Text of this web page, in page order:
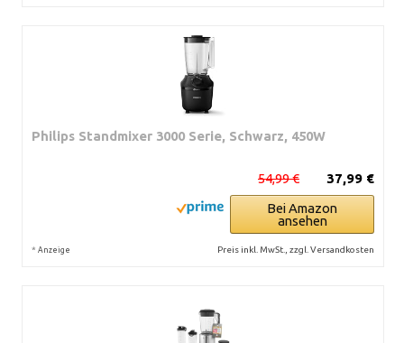
Philips Standmixer 3000 Serie, Schwarz, 450W
37,99 €
54,99 €
Bei Amazon
ansehen
* Anzeige Preis inkl. MwSt., zzgl. Versandkosten